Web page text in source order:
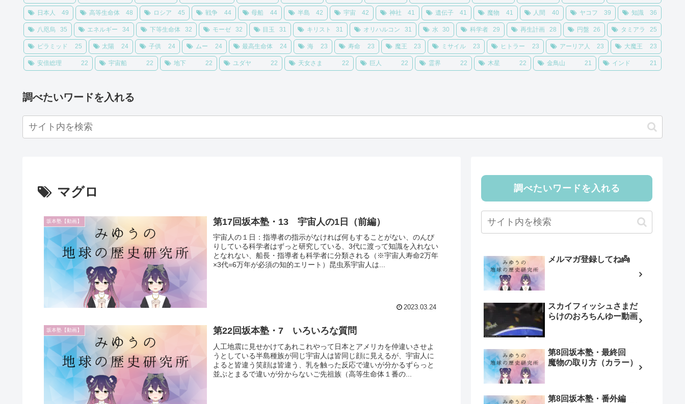
日本人 49 高等生命体 48 ロシア 45 戦争 44 母船 44 半島 42 宇宙 42 神社 41 遺伝子 41 魔物 41 人間 40 ヤコフ 39 知識 36
八咫烏 35 エネルギー 34 下等生命体 32 モーゼ 32 目玉 31 キリスト 31 オリハルコン 31 水 30 科学者 29 再生計画 28 円盤 26 タミアラ 25
ピラミッド 25 太陽 24 子供 24 ムー 24 最高生命体 24 海 23 寿命 23 魔王 23 ミサイル 23 ヒトラー 23 アーリア人 23 大魔王 23
安倍総理 22 宇宙船 22 地下 22 ユダヤ 22 天女さま 22 巨人 22 霊界 22 木星 22 金鳥山 21 インド 21
調べたいワードを入れる
マグロ
坂本塾【動画】 第17回坂本塾・13 宇宙人の1日（前編）
宇宙人の１日：指導者の指示がなければ何もすることがない、のんび
りしている科学者はずっと研究している、3代に渡って知識を入れない
となれない、船長・指導者も科学者に分類される（※宇宙人寿命2万年
×3代=6万年が必須の知的エリート）昆虫系宇宙人は...
2023.03.24
坂本塾【動画】 第22回坂本塾・7 いろいろな質問
人工地震に見せかけてあれこれやって日本とアメリカを仲違いさせよ
うとしている半島種族が同じ宇宙人は皆同じ顔に見えるが、宇宙人に
よると皆違う笑顔は皆違う、乳を触った反応で違いが分かるずらっと
並ぶとまるで違いが分からないご先祖族（高等生命体１番の...
調べたいワードを入れる
メルマガ登録してね👼
スカイフィッシュさまだ
らけのおろちんゆー動画
第8回坂本塾・最終回
魔物の取り方（カラー）
第8回坂本塾・番外編